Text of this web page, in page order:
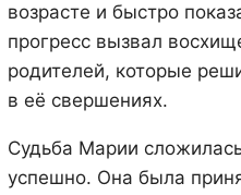
возрасте и быстро
прогресс вызвал
родителей, которые
в её свершениях.
Судьба Марии
успешно. Она была